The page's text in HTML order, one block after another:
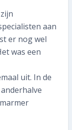
aan
er nog wel
was een
uit. In de